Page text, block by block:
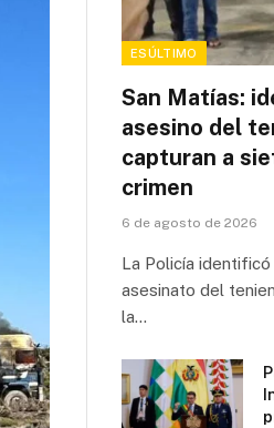
ESÚLTIMO
San Matías:
asesino del
capturan a
crimen
6 de agosto de 2026
La Policía
asesinato del
la…